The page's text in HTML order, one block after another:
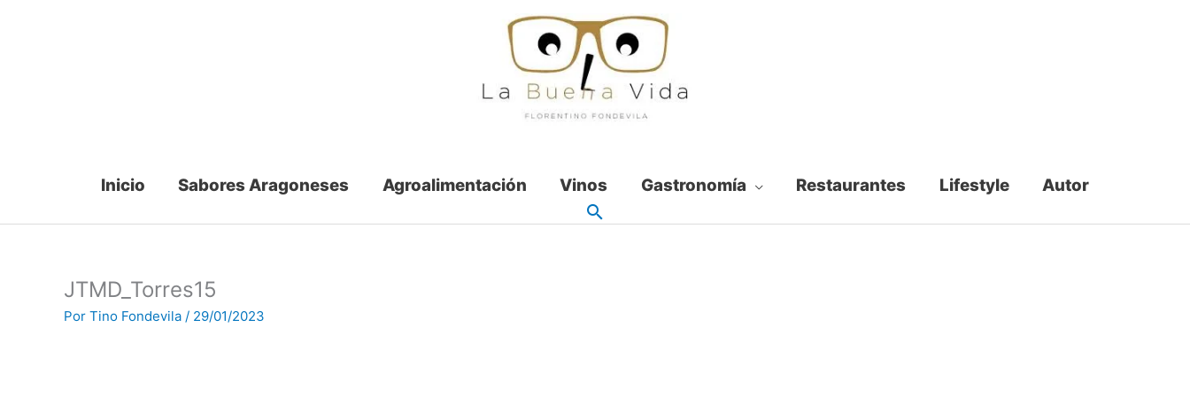
Inicio Sabores Aragoneses Agroalimentación Vinos Gastronomía Restaurantes Lifestyle Autor
JTMD_Torres15
Por Tino Fondevila / 29/01/2023